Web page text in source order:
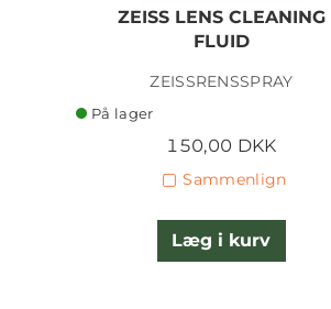
ZEISS LENS CLEANING
FLUID
ZEISSRENSSPRAY
På lager
150,00 DKK
Sammenlign
Læg i kurv